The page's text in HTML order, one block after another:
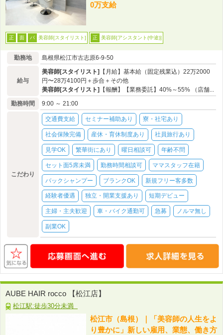
0万支給
正 面 パ 美容師[スタイリスト] 正 美容師[アシスタント(中途)]
勤務地 島根県松江市古志原6-9-50
給与
美容師[スタイリスト]
【月給】基本給（固定残業込）22万2000
円〜28万4100円＋歩合＋その他
美容師[スタイリスト]
【報酬】【業務委託】40%～55% （店舗...
勤務時間
9:00 ～ 21:00
こだわり
交通費支給 セミナー補助あり 寮・社宅あり
社会保険完備 産休・育休制度あり 社員旅行あり
見学OK 繁華街にあり 曜日相談可 年齢不問
セット面5席未満 勤務時間相談可 ママスタッフ在籍
バックシャンプー ブランクOK 新規フリー客多数
経験者優遇 独立・開業支援あり 短期デビュー
主婦・主夫歓迎 車・バイク通勤可 急募 ノルマ無し
副業OK
AUBE HAIR rocco 【松江店】
松江駅:徒歩30分未満
松江市（島根）｜「美容師の人生をよ
り豊かに」新しい雇用、業態、働き方